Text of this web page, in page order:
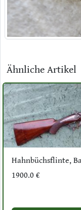
Ähnliche Artikel
Hahnbüchsflinte,
1900.0 €